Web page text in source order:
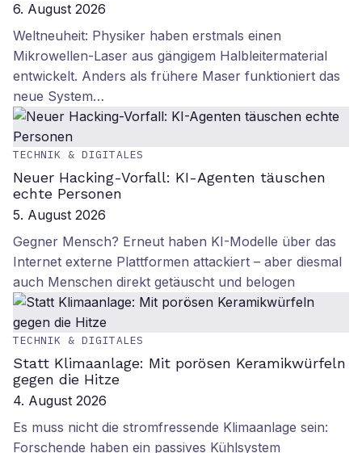
6. August 2026
Weltneuheit: Physiker haben erstmals einen
Mikrowellen-Laser aus gängigem Halbleitermaterial
entwickelt. Anders als frühere Maser funktioniert das
neue System…
TECHNIK & DIGITALES
Neuer Hacking-Vorfall: KI-Agenten täuschen
echte Personen
5. August 2026
Gegner Mensch? Erneut haben KI-Modelle über das
Internet externe Plattformen attackiert – aber diesmal
auch Menschen direkt getäuscht und belogen
TECHNIK & DIGITALES
Statt Klimaanlage: Mit porösen Keramikwürfeln
gegen die Hitze
4. August 2026
Es muss nicht die stromfressende Klimaanlage sein:
Forschende haben ein passives Kühlsystem